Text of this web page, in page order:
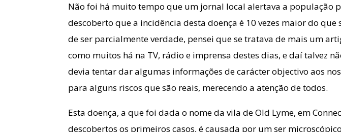
Não foi há muito tempo que um jornal local alertava a população
descoberto que a incidência desta doença é 10 vezes maior do que
de ser parcialmente verdade, pensei que se tratava de mais um
como muitos há na TV, rádio e imprensa destes dias, e daí talvez
devia tentar dar algumas informações de carácter objectivo aos
para alguns riscos que são reais, merecendo a atenção de todos.
Esta doença, a que foi dada o nome da vila de Old Lyme, em
descobertos os primeiros casos, é causada por um ser